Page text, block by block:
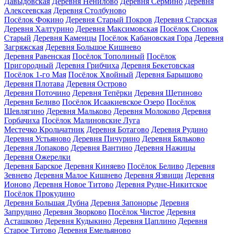
Алексеевская Деревня Столбуново
Посёлок Фокино Деревня Старый Покров Деревня Старская
Деревня Халтурино Деревня Максимовская Посёлок Снопок
Старый Деревня Каменцы Посёлок Кабановская Гора Деревня
Загряжская Деревня Большое Кишнево
Деревня Равенская Посёлок Тополиный Посёлок
Пригородный Деревня Грибчиха Деревня Бекетовская
Посёлок 1-го Мая Посёлок Хвойный Деревня Барышово
Деревня Плотава Деревня Острово
Деревня Поточино Деревня Тепёрки Деревня Щетиново
Деревня Беливо Посёлок Исаакиевское Озеро Посёлок
Шевлягино Деревня Мальково Деревня Молоково Деревня
Горбачиха Посёлок Малиновские Луга
Местечко Крольчатник Деревня Ботагово Деревня Рудино
Деревня Устьяново Деревня Пичурино Деревня Бяльково
Деревня Лопаково Деревня Вантино Деревня Нажицы
Деревня Ожерелки
Деревня Барское Деревня Киняево Посёлок Беливо Деревня
Зевнево Деревня Малое Кишнево Деревня Язвищи Деревня
Ионово Деревня Новое Титово Деревня Рудне-Никитское
Посёлок Прокудино
Деревня Большая Дубна Деревня Запонорье Деревня
Запрудино Деревня Зворково Посёлок Чистое Деревня
Асташково Деревня Кудыкино Деревня Цаплино Деревня
Старое Титово Деревня Емельяново